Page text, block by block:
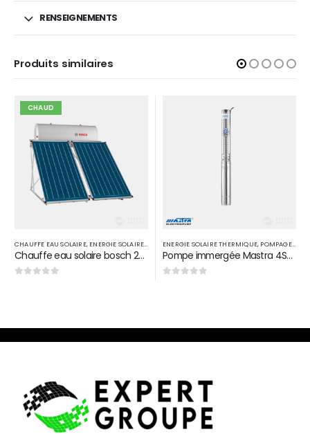
RENSEIGNEMENTS
Produits similaires
ENERGIE SOLAIRE THERMIQUE,POMPAGE SOLAIRE ,POMPE IMMERGÉE
Pompe immergée Mastra 4SP-5/22M en acier inoxydable 3 HP 2,2 KW D 1″1/2
CHAUFFE EAU SOLAIRE,ENERGIE SOLAIRE THERMIQUE
Chauffe-eau solaire SOLARHEAT 300 L Circuit fermé